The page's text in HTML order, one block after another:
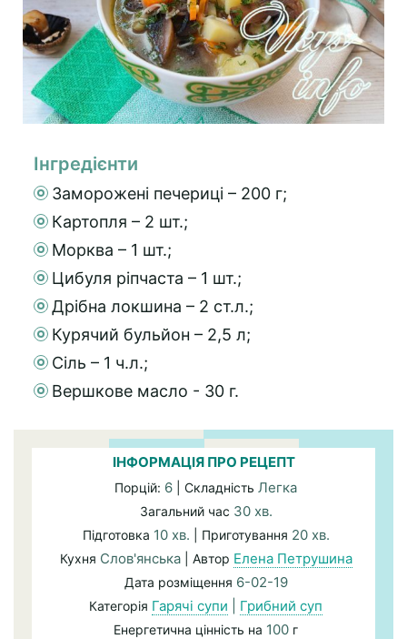
Інгредієнти
Заморожені печериці – 200 г;
Картопля – 2 шт.;
Морква – 1 шт.;
Цибуля ріпчаста – 1 шт.;
Дрібна локшина – 2 ст.л.;
Курячий бульйон – 2,5 л;
Сіль – 1 ч.л.;
Вершкове масло - 30 г.
ІНФОРМАЦІЯ ПРО РЕЦЕПТ
Порцій: 6 | Складність Легка
Загальний час 30 хв.
Підготовка 10 хв. | Приготування 20 хв.
Кухня Слов'янська| Автор Елена Петрушина
Дата розміщення 6-02-19
Категорія Гарячі супи Грибний суп
Енергетична цінність на 100 г